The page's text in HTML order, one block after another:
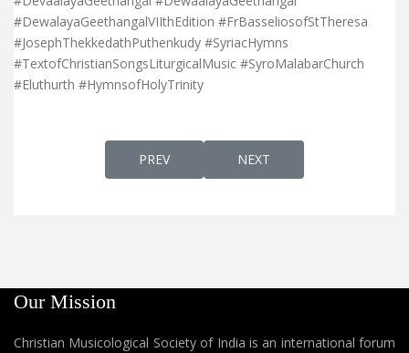
#DewalayaGeethangalVIIthEdition #FrBasseliosofStTheresa
#JosephThekkedathPuthenkudy #SyriacHymns
#TextofChristianSongsLiturgicalMusic #SyroMalabarChurch
#Eluthurth #HymnsofHolyTrinity
PREVIOUS ARTICLE: DEWAALYA
PREV NEXT ARTICLE: MARRIAGE
NEXT
Our Mission
Christian Musicological Society of India is an international forum